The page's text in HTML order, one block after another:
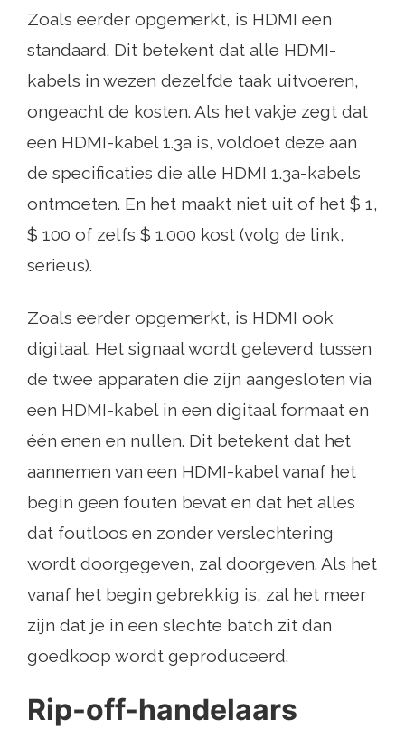
Zoals eerder opgemerkt, is HDMI een
standaard. Dit betekent dat alle HDMI-
kabels in wezen dezelfde taak uitvoeren,
ongeacht de kosten. Als het vakje zegt dat
een HDMI-kabel 1.3a is, voldoet deze aan
de specificaties die alle HDMI 1.3a-kabels
ontmoeten. En het maakt niet uit of het $ 1,
$ 100 of zelfs $ 1.000 kost (volg de link,
serieus).
Zoals eerder opgemerkt, is HDMI ook
digitaal. Het signaal wordt geleverd tussen
de twee apparaten die zijn aangesloten via
een HDMI-kabel in een digitaal formaat en
één enen en nullen. Dit betekent dat het
aannemen van een HDMI-kabel vanaf het
begin geen fouten bevat en dat het alles
dat foutloos en zonder verslechtering
wordt doorgegeven, zal doorgeven. Als het
vanaf het begin gebrekkig is, zal het meer
zijn dat je in een slechte batch zit dan
goedkoop wordt geproduceerd.
Rip-off-handelaars